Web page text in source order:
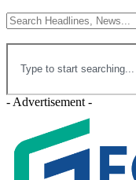
- Advertisement -